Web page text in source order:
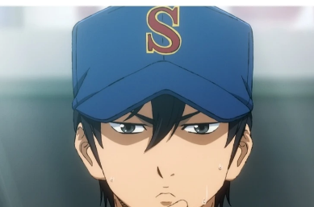
実写化映画一覧
男性声優/女性声優一覧
FOLLOW US